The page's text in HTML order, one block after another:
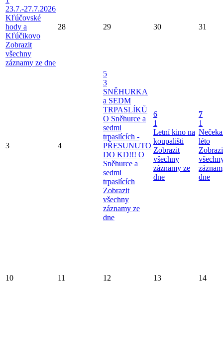
23.7.-27.7.2026
Kľúčovské
hody a
Kľúčikovo
Zobrazit
všechny
záznamy ze dne
28 29 30 31
3 4
5
3
SNĚHURKA
a SEDM
TRPASLÍKŮ
O Sněhurce a
sedmi
trpaslících -
PŘESUNUTO
DO KD!!! O
Sněhurce a
sedmi
trpaslících
Zobrazit
všechny
záznamy ze
dne
6
1
Letní kino na
koupališti
Zobrazit
všechny
záznamy ze
dne
7
1
léto
dne
10 11 12 13 14